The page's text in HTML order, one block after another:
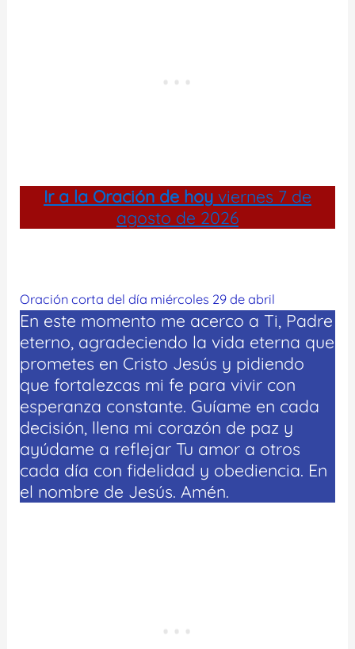
Ir a la Oración de hoy viernes 7 de
agosto de 2026
Oración corta del día miércoles 29 de abril
En este momento me acerco a Ti, Padre
eterno, agradeciendo la vida eterna que
prometes en Cristo Jesús y pidiendo
que fortalezcas mi fe para vivir con
esperanza constante. Guíame en cada
decisión, llena mi corazón de paz y
ayúdame a reflejar Tu amor a otros
cada día con fidelidad y obediencia. En
el nombre de Jesús. Amén.